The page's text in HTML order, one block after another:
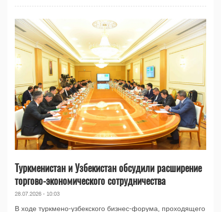
Туркменистан и Узбекистан обсудили расширение
торгово-экономического сотрудничества
28.07.2026 - 10:03
В ходе туркмено-узбекского бизнес-форума, проходящего